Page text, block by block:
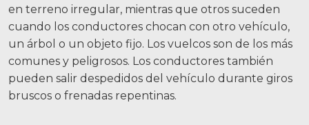
en terreno irregular, mientras que otros suceden
cuando los conductores chocan con otro vehículo,
un árbol o un objeto fijo. Los vuelcos son de los más
comunes y peligrosos. Los conductores también
pueden salir despedidos del vehículo durante giros
bruscos o frenadas repentinas.